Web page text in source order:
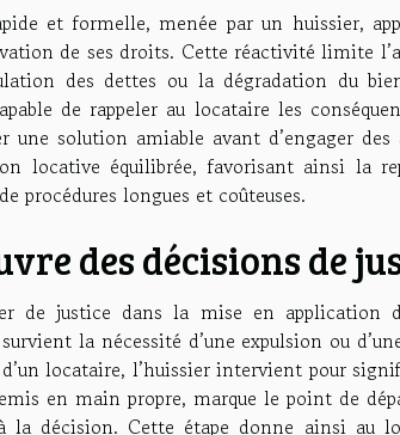
et formelle, menée par un huissier,
de ses droits. Cette réactivité limite
des dettes ou la dégradation du
de rappeler au locataire les
une solution amiable avant d’engager
locative équilibrée, favorisant ainsi la
procédures longues et coûteuses.
des décisions de
de justice dans la mise en application
la nécessité d’une expulsion ou
locataire, l’huissier intervient pour
en main propre, marque le point de
la décision. Cette étape donne ainsi au